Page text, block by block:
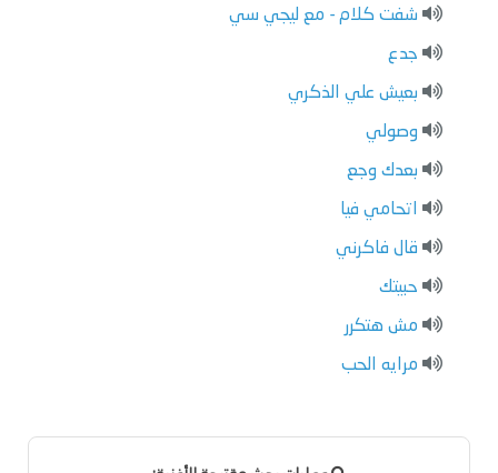
شفت كلام - مع ليجي سي
جدع
بعيش علي الذكري
وصولي
بعدك وجع
اتحامي فيا
قال فاكرني
حبيتك
مش هتكرر
مرايه الحب